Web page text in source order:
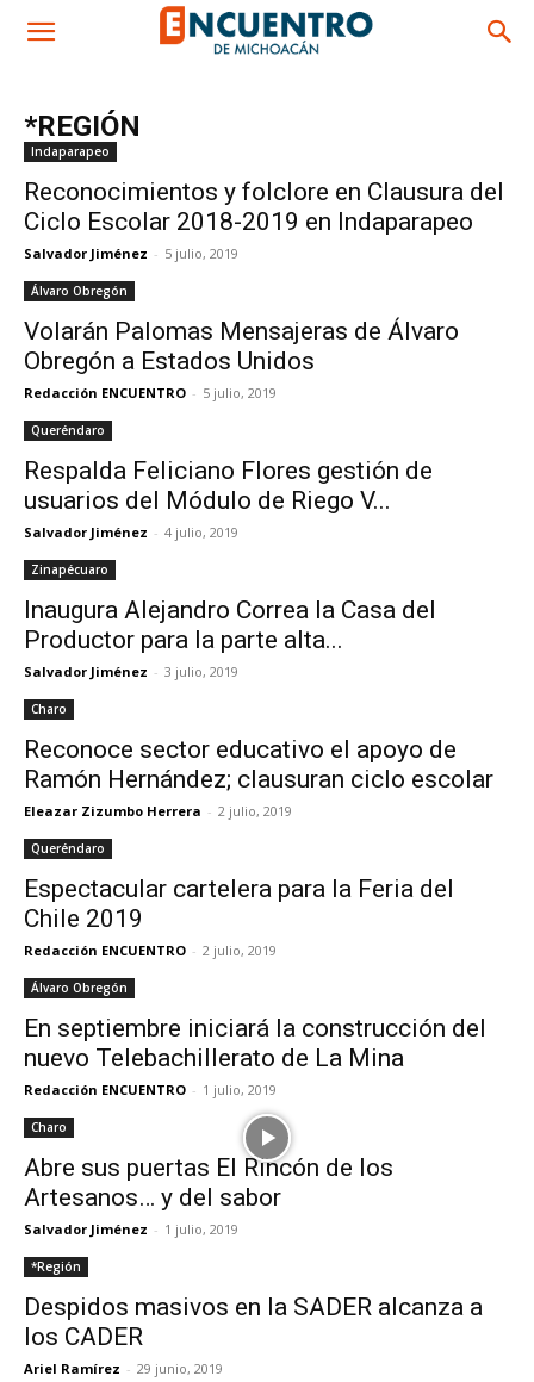
*REGIÓN
Indaparapeo
Reconocimientos y folclore en Clausura del
Ciclo Escolar 2018-2019 en Indaparapeo
Salvador Jiménez - 5 julio, 2019
Álvaro Obregón
Volarán Palomas Mensajeras de Álvaro
Obregón a Estados Unidos
Redacción ENCUENTRO - 5 julio, 2019
Queréndaro
Respalda Feliciano Flores gestión de
usuarios del Módulo de Riego V...
Salvador Jiménez - 4 julio, 2019
Zinapécuaro
Inaugura Alejandro Correa la Casa del
Productor para la parte alta...
Salvador Jiménez - 3 julio, 2019
Charo
Reconoce sector educativo el apoyo de
Ramón Hernández; clausuran ciclo escolar
Eleazar Zizumbo Herrera - 2 julio, 2019
Queréndaro
Espectacular cartelera para la Feria del
Chile 2019
Redacción ENCUENTRO - 2 julio, 2019
Álvaro Obregón
En septiembre iniciará la construcción del
nuevo Telebachillerato de La Mina
Redacción ENCUENTRO - 1 julio, 2019
Charo
Abre sus puertas El Rincón de los
Artesanos… y del sabor
Salvador Jiménez - 1 julio, 2019
*Región
Despidos masivos en la SADER alcanza a
los CADER
Ariel Ramírez - 29 junio, 2019